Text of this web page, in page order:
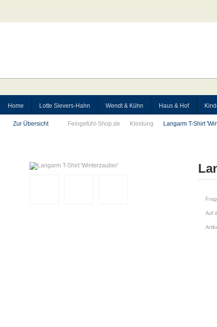
Home Lotte Sievers-Hahn Wendt & Kühn Haus & Hof
Zur Übersicht Feingefühl-Shop.de Kleidung Langarm T-Shirt
Auf